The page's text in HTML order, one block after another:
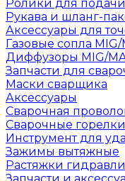
Ролики для
Рукава и шланг-
Аксессуары для
Газовые сопла MIG/
Диффузоры MIG/
Запчасти для
Маски сварщика
Аксессуары
Сварочная
Сварочные
Инструмент для
Зажимы вытяжные
Растяжки